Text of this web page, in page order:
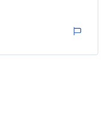
Einrichtung der
ist gratis. Es gibt